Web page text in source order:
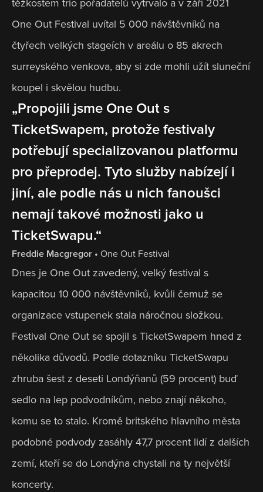
těžkostem trio pořadatelů vytrvalo a v září 2021
One Out Festival uvítal 5 000 návštěvníků na
čtyřech velkých stageích v areálu o 85 akrech
surreyského venkova, aby si zde mohli užít sluneční
koupel i skvělou hudbu.
„Propojili jsme One Out s
TicketSwapem, protože festivaly
potřebují specializovanou platformu
pro přeprodej. Tyto služby nabízejí i
jiní, ale podle nás u nich fanoušci
nemají takové možnosti jako u
TicketSwapu.“
Freddie Macgregor • One Out Festival
Dnes je One Out zavedený, velký festival s
kapacitou 10 000 návštěvníků, kvůli čemuž se
organizace vstupenek stala náročnou složkou.
Festival One Out se spojil s TicketSwapem hned z
několika důvodů. Podle dotazníku TicketSwapu
zhruba šest z deseti Londýňanů (59 procent) buď
sedlo na lep podvodníkům, nebo znají někoho,
komu se to stalo. Kromě britského hlavního města
podobné podvody zasáhly 47,7 procent lidí z dalších
zemí, kteří se do Londýna chystali na ty největší
koncerty.